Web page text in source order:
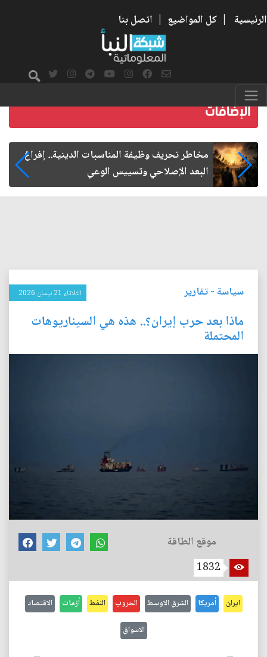
الرئيسية | كل المواضيع | اتصل بنا
زيارة الأربعين.. من الفاعلية المجتمعية إلى المواطنة
الفاعلة
سياسة-تقارير الثلاثاء 21 نيسان 2026
ماذا بعد حرب إيران؟.. هذه هي السيناريوهات
المحتملة
موقع الطاقة
1832
ايران أمريكا الشرق الاوسط الحروب النفط أزمات الاقتصاد
الاسواق